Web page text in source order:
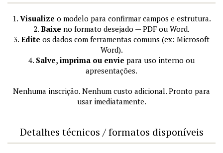
1. Visualize o modelo para confirmar campos e estrutura.
2. Baixe no formato desejado — PDF ou Word.
3. Edite os dados com ferramentas comuns (ex: Microsoft
Word).
4. Salve, imprima ou envie para uso interno ou
apresentações.
Nenhuma inscrição. Nenhum custo adicional. Pronto para
usar imediatamente.
Detalhes técnicos / formatos disponíveis